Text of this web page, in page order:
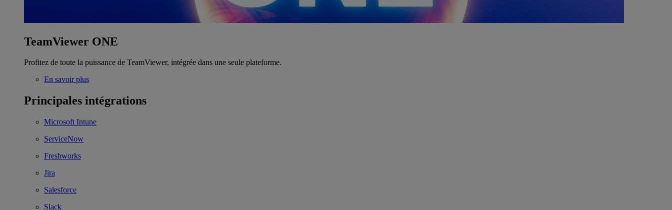
TeamViewer ONE
Profitez de toute la puissance de TeamViewer, intégrée dans une seule plateforme.
En savoir plus
Principales intégrations
Microsoft Intune
ServiceNow
Freshworks
Jira
Salesforce
Slack